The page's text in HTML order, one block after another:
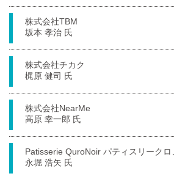
株式会社TBM
坂本 孝治 氏
株式会社チカク
梶原 健司 氏
株式会社NearMe
高原 幸一郎 氏
Patisserie QuroNoir パティスリークロ
永堀 浩矢 氏